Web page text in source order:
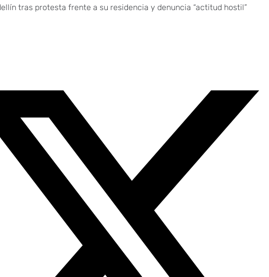
tras protesta frente a su residencia y denuncia “actitud hostil”